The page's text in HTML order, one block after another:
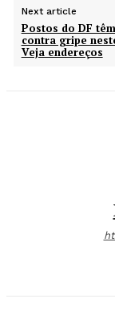
Next article
Postos do DF
contra gripe
Veja endereços